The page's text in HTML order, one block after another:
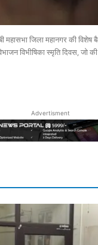
महासभा जिला महानगर की विशेष
विभीषिका स्मृति दिवस, जो की
Advertisment